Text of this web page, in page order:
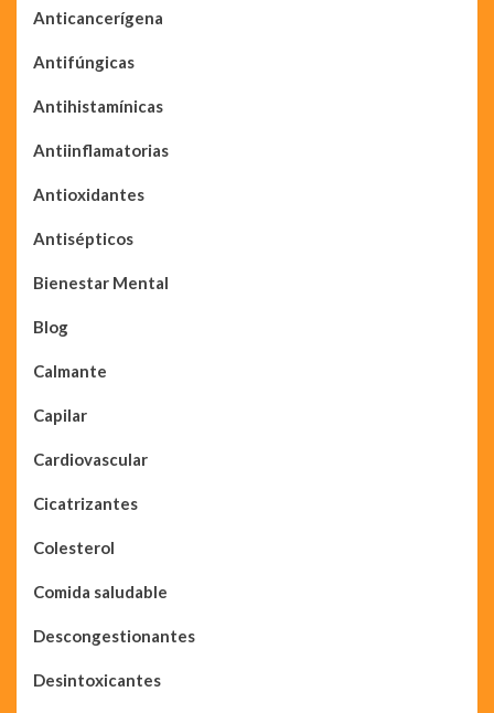
Anticancerígena
Antifúngicas
Antihistamínicas
Antiinflamatorias
Antioxidantes
Antisépticos
Bienestar Mental
Blog
Calmante
Capilar
Cardiovascular
Cicatrizantes
Colesterol
Comida saludable
Descongestionantes
Desintoxicantes